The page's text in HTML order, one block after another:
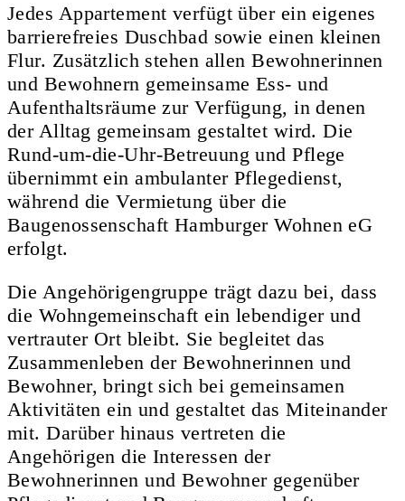
Jedes Appartement verfügt über ein eigenes
barrierefreies Duschbad sowie einen kleinen
Flur. Zusätzlich stehen allen Bewohnerinnen
und Bewohnern gemeinsame Ess- und
Aufenthaltsräume zur Verfügung, in denen
der Alltag gemeinsam gestaltet wird. Die
Rund-um-die-Uhr-Betreuung und Pflege
übernimmt ein ambulanter Pflegedienst,
während die Vermietung über die
Baugenossenschaft Hamburger Wohnen eG
erfolgt.
Die Angehörigengruppe trägt dazu bei, dass
die Wohngemeinschaft ein lebendiger und
vertrauter Ort bleibt. Sie begleitet das
Zusammenleben der Bewohnerinnen und
Bewohner, bringt sich bei gemeinsamen
Aktivitäten ein und gestaltet das Miteinander
mit. Darüber hinaus vertreten die
Angehörigen die Interessen der
Bewohnerinnen und Bewohner gegenüber